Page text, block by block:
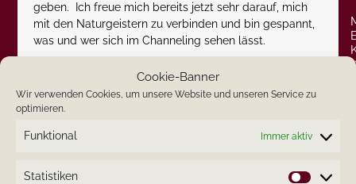
Cookie-Banner
Wir verwenden Cookies, um unsere Website und unseren Service zu
optimieren.
Funktional Immer aktiv
Statistiken
geben. Ich freue mich bereits jetzt sehr darauf, mich
mit den Naturgeistern zu verbinden und bin gespannt,
was und wer sich im Channeling sehen lässt.
Die Feen melden sich heute zu Beginn der neuen
Woche zu Wort mit der eindrucksstarken Botschaft:
stehst und diese zielgerichtet meistern möchtest, dann
für ein wundervoller Mensch Du bist und Du von